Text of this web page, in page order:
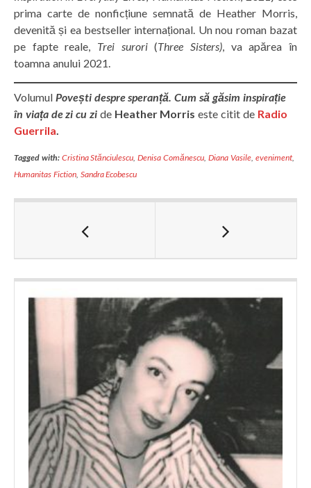
prima carte de nonficțiune semnată de Heather Morris,
devenită și ea bestseller internațional. Un nou roman bazat
pe fapte reale, Trei surori(Three Sisters), va apărea în
toamna anului 2021.
Volumul Povești despre speranță. Cum să găsim inspirație
în viața de zi cu zi de Heather Morris este citit de Radio
Guerrila.
Tagged with: Cristina Stănciulescu,Denisa Comănescu, Diana Vasile, eveniment,
Humanitas Fiction, Sandra Ecobescu